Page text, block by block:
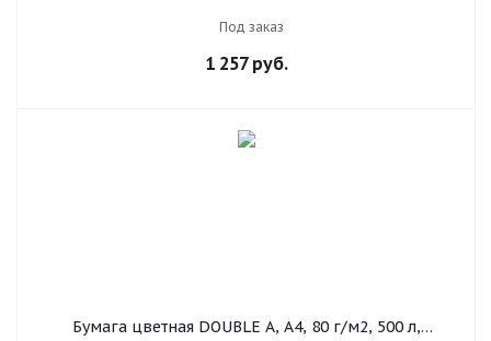
Под заказ
1 257руб.
Бумага цветная DOUBLE A, А4, 80 г/м2, 500 л,